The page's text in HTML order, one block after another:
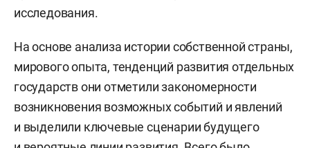
исследования.
На основе анализа истории собственной страны,
мирового опыта, тенденций развития отдельных
государств они отметили закономерности
возникновения возможных событий и явлений
и выделили ключевые сценарии будущего